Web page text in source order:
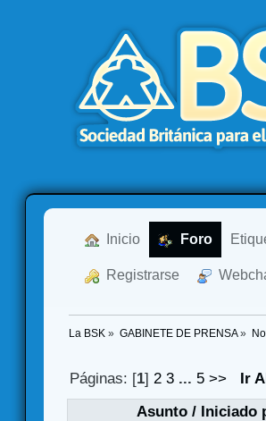
Inicio Foro
Registrarse
La BSK » GABINETE DE PRENSA»
Páginas: [1]2 3 ... 5 >>
Ir
Asunto/ Iniciado